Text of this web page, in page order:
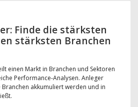
Finde die stärksten
stärksten Branchen
einen Markt in Branchen und Sektoren
Performance-Analysen. Anleger
akkumuliert werden und in